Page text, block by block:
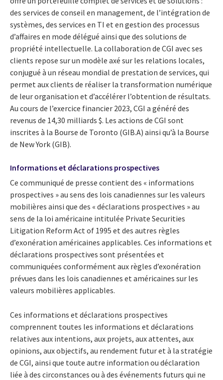
des services de conseil en management, de l’intégration de
systèmes, des services en TI et en gestion des processus
d’affaires en mode délégué ainsi que des solutions de
propriété intellectuelle. La collaboration de CGI avec ses
clients repose sur un modèle axé sur les relations locales,
conjugué à un réseau mondial de prestation de services, qui
permet aux clients de réaliser la transformation numérique
de leur organisation et d’accélérer l’obtention de résultats.
Au cours de l’exercice financier 2023, CGI a généré des
revenus de 14,30 milliards $. Les actions de CGI sont
inscrites à la Bourse de Toronto (GIB.A) ainsi qu’à la Bourse
de New York (GIB).
Informations et déclarations prospectives
Ce communiqué de presse contient des « informations
prospectives » au sens des lois canadiennes sur les valeurs
mobilières ainsi que des « déclarations prospectives » au
sens de la loi américaine intitulée Private Securities
Litigation Reform Act of 1995 et des autres règles
d’exonération américaines applicables. Ces informations et
déclarations prospectives sont présentées et
communiquées conformément aux règles d’exonération
prévues dans les lois canadiennes et américaines sur les
valeurs mobilières applicables.
Ces informations et déclarations prospectives
comprennent toutes les informations et déclarations
relatives aux intentions, aux projets, aux attentes, aux
opinions, aux objectifs, au rendement futur et à la stratégie
de CGI, ainsi que toute autre information ou déclaration
liée à des circonstances ou à des événements futurs qui ne